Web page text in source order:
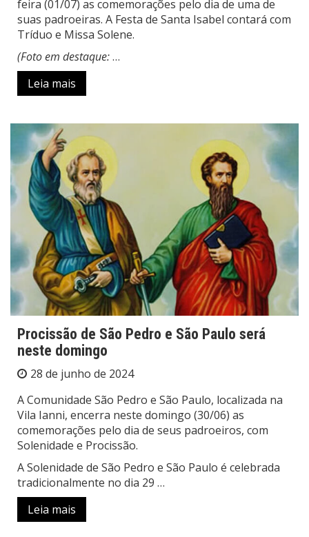
feira (01/07) as comemorações pelo dia de uma de
suas padroeiras. A Festa de Santa Isabel contará com
Tríduo e Missa Solene.
(Foto em destaque:…
Leia mais
Procissão de São Pedro e São Paulo será
neste domingo
28 de junho de 2024
A Comunidade São Pedro e São Paulo, localizada na
Vila Ianni, encerra neste domingo (30/06) as
comemorações pelo dia de seus padroeiros, com
Solenidade e Procissão.
A Solenidade de São Pedro e São Paulo é celebrada
tradicionalmente no dia 29 …
Leia mais